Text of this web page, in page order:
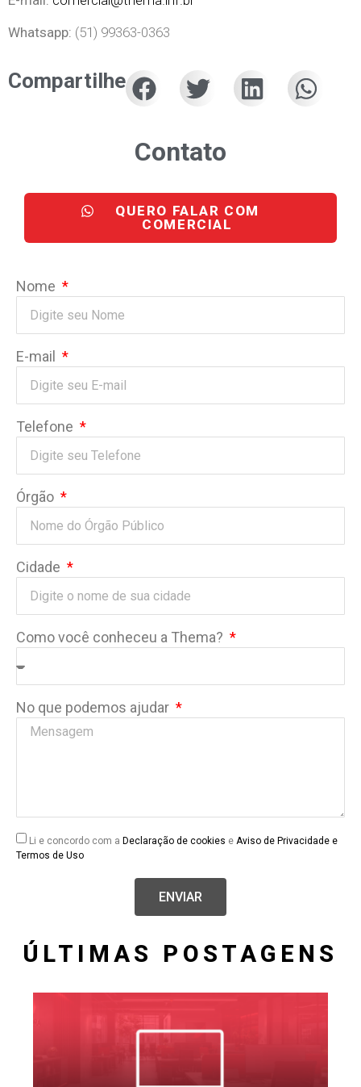
Whatsapp: (51) 99363-0363
Compartilhe
Contato
QUERO FALAR COM
COMERCIAL
Nome
E-mail
Telefone
Órgão
Cidade
Como você conheceu a Thema?
No que podemos ajudar
Li e concordo com a Declaração de cookies e Aviso de Privacidade e
Termos de Uso
ENVIAR
ÚLTIMAS POSTAGENS